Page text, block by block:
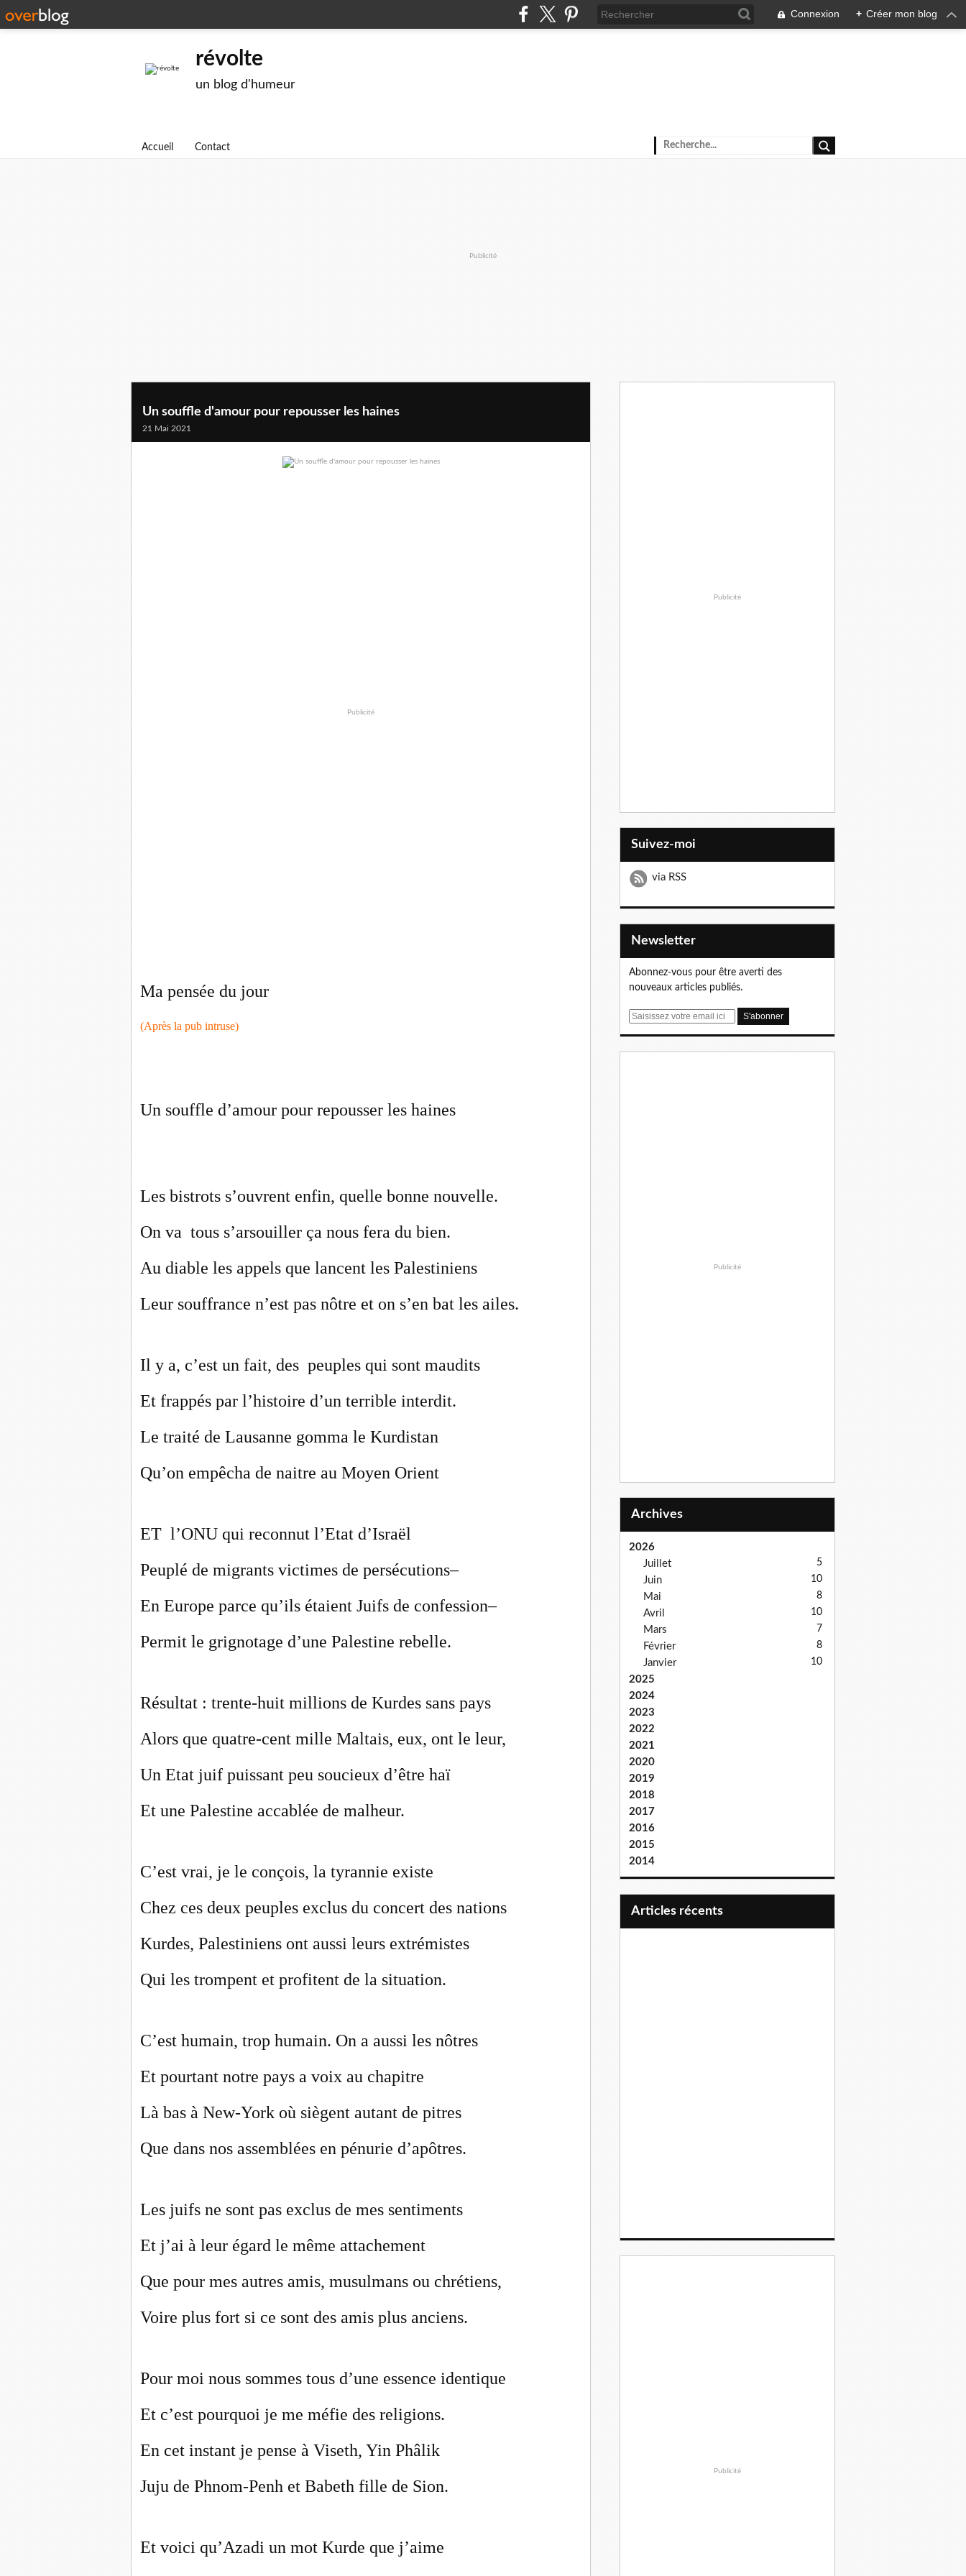
Connexion + Créer mon blog
révolte
un blog d'humeur
Accueil Contact
Publicité
Un souffle d'amour pour repousser les haines
21 Mai 2021
Publicité
Ma pensée du jour
(Après la pub intruse)
Un souffle d’amour pour repousser les haines
Les bistrots s’ouvrent enfin, quelle bonne nouvelle.
On va tous s’arsouiller ça nous fera du bien.
Au diable les appels que lancent les Palestiniens
Leur souffrance n’est pas nôtre et on s’en bat les ailes.
Il y a, c’est un fait, des peuples qui sont maudits
Et frappés par l’histoire d’un terrible interdit.
Le traité de Lausanne gomma le Kurdistan
Qu’on empêcha de naitre au Moyen Orient
ET l’ONU qui reconnut l’Etat d’Israël
Peuplé de migrants victimes de persécutions–
En Europe parce qu’ils étaient Juifs de confession–
Permit le grignotage d’une Palestine rebelle.
Résultat : trente-huit millions de Kurdes sans pays
Alors que quatre-cent mille Maltais, eux, ont le leur,
Un Etat juif puissant peu soucieux d’être haï
Et une Palestine accablée de malheur.
C’est vrai, je le conçois, la tyrannie existe
Chez ces deux peuples exclus du concert des nations
Kurdes, Palestiniens ont aussi leurs extrémistes
Qui les trompent et profitent de la situation.
C’est humain, trop humain. On a aussi les nôtres
Et pourtant notre pays a voix au chapitre
Là bas à New-York où siègent autant de pitres
Que dans nos assemblées en pénurie d’apôtres.
Les juifs ne sont pas exclus de mes sentiments
Et j’ai à leur égard le même attachement
Que pour mes autres amis, musulmans ou chrétiens,
Voire plus fort si ce sont des amis plus anciens.
Pour moi nous sommes tous d’une essence identique
Et c’est pourquoi je me méfie des religions.
En cet instant je pense à Viseth, Yin Phâlik
Juju de Phnom-Penh et Babeth fille de Sion.
Et voici qu’Azadi un mot Kurde que j’aime
Publicité
Suivez-moi
via RSS
Newsletter
Abonnez-vous pour être averti des
nouveaux articles publiés.
E
Publicité
Archives
2026
Juillet
5
Juin 10
Mai 8
Avril 10
Mars 7
Février 8
Janvier 10
2025
2024
2023
2022
2021
2020
2019
2018
2017
2016
2015
2014
articles récents
Publicité